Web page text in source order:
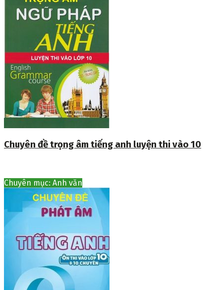
Chuyên đề trọng âm tiếng anh luyện thi vào 10
Chuyên mục: Anh văn